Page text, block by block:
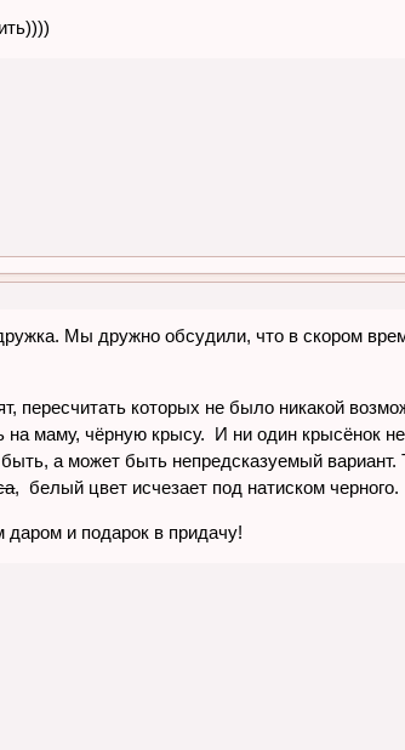
Мы дружно обсудили, что в скором
пересчитать которых не было никакой
на маму, чёрную крысу. И ни один крысёнок
а может быть непредсказуемый
, белый цвет исчезает под натиском черного.
и подарок в придачу!